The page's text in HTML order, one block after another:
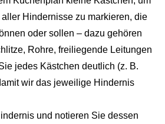
Hindernisse zu markieren, die
oder sollen – dazu gehören
Rohre, freiliegende Leitungen
jedes Kästchen deutlich (z. B.
wir das jeweilige Hindernis
und notieren Sie dessen